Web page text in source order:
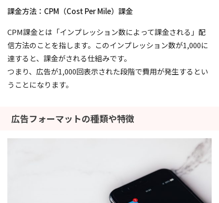
課金方法：CPM（Cost Per Mile）課金
CPM課金とは「インプレッション数によって課金される」配
信方法のことを指します。このインプレッション数が1,000に
達すると、課金がされる仕組みです。
つまり、広告が1,000回表示された段階で費用が発生するとい
うことになります。
広告フォーマットの種類や特徴